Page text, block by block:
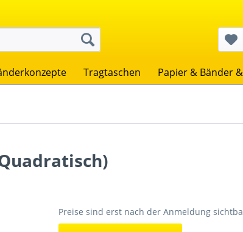
Tragtaschen Papier & Bänder
Preise sind erst nach der Anmeldung